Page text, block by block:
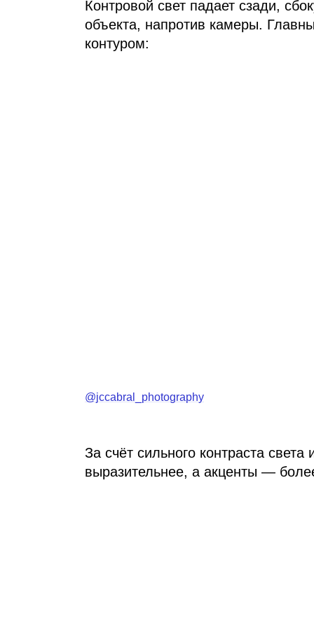
Контровой свет падает сзади,
объекта, напротив камеры.
контуром:
@jccabral_photography
За счёт сильного контраста
выразительнее, а акценты —